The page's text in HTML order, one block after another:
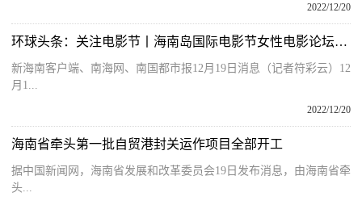
2022/12/20
环球头条：关注电影节丨海南岛国际电影节女性电影论坛：聚焦“她题材”“她时代”“她力量”
新海南客户端、南海网、南国都市报12月19日消息（记者符彩云）12
月1...
2022/12/20
海南省牵头第一批自贸港封关运作项目全部开工
据中国新闻网，海南省发展和改革委员会19日发布消息，由海南省牵
头...